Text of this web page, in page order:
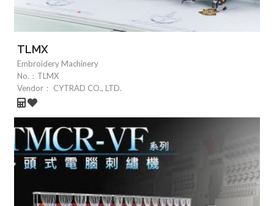
TLMX
Embroidery Machinery
No.： TLMX
Vendor：
CYTRAD CO., LTD.